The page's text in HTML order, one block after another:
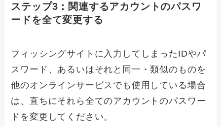
ステップ3：関連するアカウントのパスワ
ードを全て変更する
フィッシングサイトに入力してしまったIDやパ
スワード、あるいはそれと同一・類似のものを
他のオンラインサービスでも使用している場合
は、直ちにそれら全てのアカウントのパスワー
ドを変更してください。